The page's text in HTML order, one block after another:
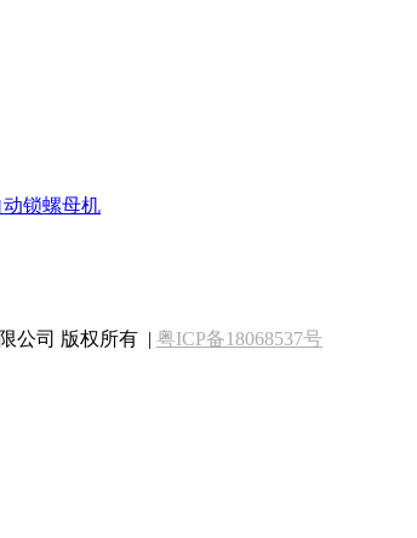
动锁螺母机
公司 版权所有 | 粤ICP备18068537号